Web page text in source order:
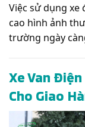
Việc sử dụng xe
cao hình ảnh
trường ngày
Xe Van
Cho Giao